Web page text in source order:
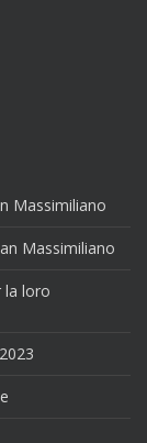
Massimiliano
Massimiliano
la loro